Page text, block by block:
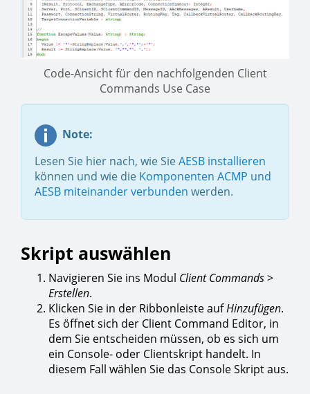
Code-Ansicht für den nachfolgenden Client
Commands Use Case
Note:
Lesen Sie hier nach, wie SieAESB installieren
können und wie die Komponenten ACMP und
AESB miteinander verbunden werden.
Skript auswählen
Navigieren Sie ins Modul Client Commands>
Erstellen.
Klicken Sie in der Ribbonleiste aufHinzufügen.
Es öffnet sich der Client Command Editor, in
dem Sie entscheiden müssen, ob es sich um
ein Console- oder Clientskript handelt. In
diesem Fall wählen Sie das Console Skript aus.